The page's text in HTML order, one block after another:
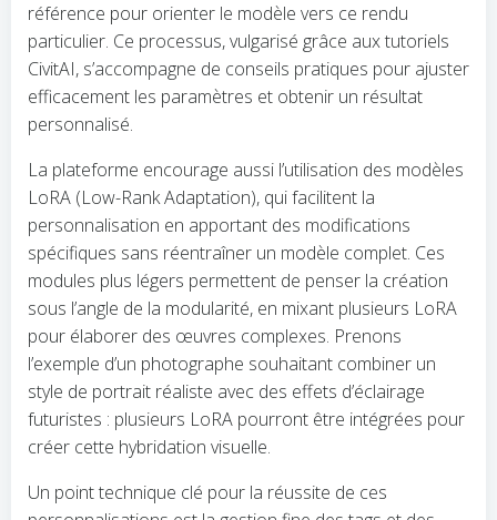
référence pour orienter le modèle vers ce rendu
particulier. Ce processus, vulgarisé grâce aux tutoriels
CivitAI, s’accompagne de conseils pratiques pour ajuster
efficacement les paramètres et obtenir un résultat
personnalisé.
La plateforme encourage aussi l’utilisation des modèles
LoRA (Low-Rank Adaptation), qui facilitent la
personnalisation en apportant des modifications
spécifiques sans réentraîner un modèle complet. Ces
modules plus légers permettent de penser la création
sous l’angle de la modularité, en mixant plusieurs LoRA
pour élaborer des œuvres complexes. Prenons
l’exemple d’un photographe souhaitant combiner un
style de portrait réaliste avec des effets d’éclairage
futuristes : plusieurs LoRA pourront être intégrées pour
créer cette hybridation visuelle.
Un point technique clé pour la réussite de ces